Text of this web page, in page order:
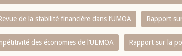
de la stabilité financière dans l‘UMOA Rapport
des économies de l‘UEMOA Rapport sur la